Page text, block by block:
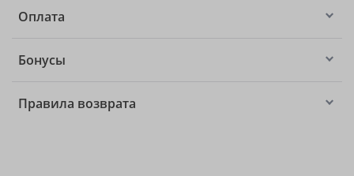
Оплата
Бонусы
Правила возврата